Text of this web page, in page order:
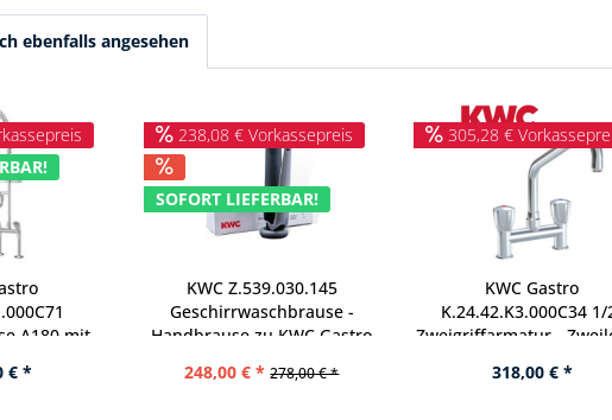
ebenfalls angesehen
A180 mit
€ *
238,08 € Vorkassepreis
SOFORT LIEFERBAR!
KWC Z.539.030.145
Geschirrwaschbrause -
Handbrause zu KWC Gastro
248,00 € * 278,00 € *
305,28 €
KWC Gastro
K.24.42.K3.000C34 1/
Zweigriffarmatur -
gerad
318,00 € *